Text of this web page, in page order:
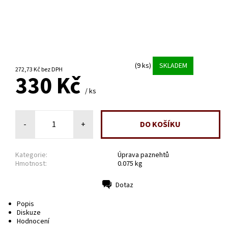
272,73 Kč bez DPH (9 ks) SKLADEM
330 Kč / ks
- +
Kategorie:
Úprava paznehtů
Hmotnost:
0.075 kg
Dotaz
Popis
Diskuze
Hodnocení